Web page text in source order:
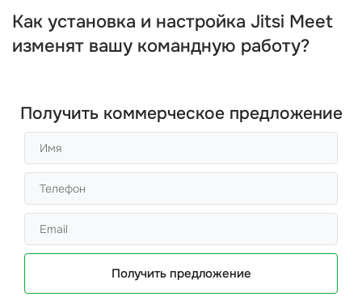
Как установка и настройка Jitsi Meet
изменят вашу командную работу?
Получить коммерческое предложение
Получить предложение